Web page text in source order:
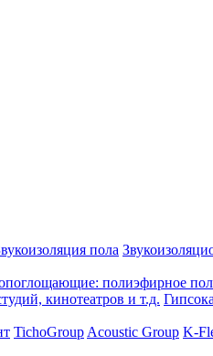
пола
полиэфирное
кинотеатров и т.д.
TichoGroup Acoustic Group K-